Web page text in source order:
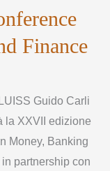
Finance
Guido Carli
la XXVII edizione
Money, Banking
partnership con